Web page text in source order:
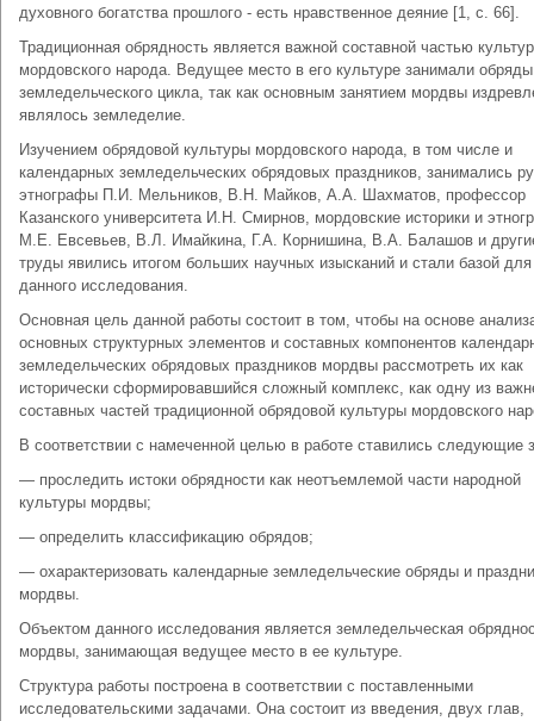
духовного богатства прошлого - есть нравственное деяние [1, с. 66].
Традиционная обрядность является важной составной частью
мордовского народа. Ведущее место в его культуре занимали обряды
земледельческого цикла, так как основным занятием мордвы
являлось земледелие.
Изучением обрядовой культуры мордовского народа, в том числе и
календарных земледельческих обрядовых праздников, занимались
этнографы П.И. Мельников, В.Н. Майков, А.А. Шахматов, профессор
Казанского университета И.Н. Смирнов, мордовские историки и
М.Е. Евсевьев, В.Л. Имайкина, Г.А. Корнишина, В.А. Балашов и
труды явились итогом больших научных изысканий и стали базой для
данного исследования.
Основная цель данной работы состоит в том, чтобы на основе
основных структурных элементов и составных компонентов
земледельческих обрядовых праздников мордвы рассмотреть их как
исторически сформировавшийся сложный комплекс, как одну из
составных частей традиционной обрядовой культуры мордовского
В соответствии с намеченной целью в работе ставились следующие
— проследить истоки обрядности как неотъемлемой части народной
культуры мордвы;
— определить классификацию обрядов;
— охарактеризовать календарные земледельческие обряды и
мордвы.
Объектом данного исследования является земледельческая
мордвы, занимающая ведущее место в ее культуре.
Структура работы построена в соответствии с поставленными
исследовательскими задачами. Она состоит из введения, двух глав,